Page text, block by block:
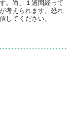
。尚、１週間経って
考えられます。恐れ
してください。